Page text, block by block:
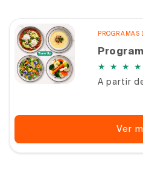
PROGRAMAS
Precio
A partir
Ver